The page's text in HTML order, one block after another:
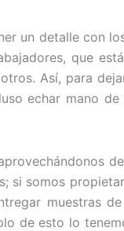
un detalle con
que
Así, para
echar mano de
somos
muestras
de esto lo